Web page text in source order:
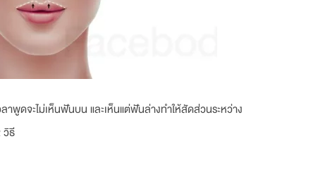
จะไม่เห็นฟันบน และเห็นแต่ฟันล่างทำให้สัดส่วนระหว่าง
วิธี